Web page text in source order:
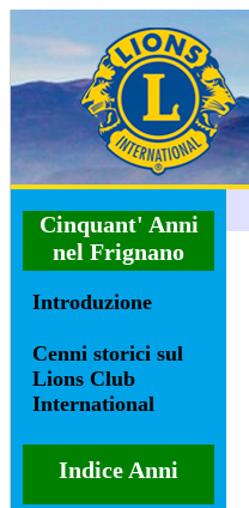
Cinquant' Anni
nel Frignano
Introduzione
Cenni storici sul
Lions Club
International
Indice Anni